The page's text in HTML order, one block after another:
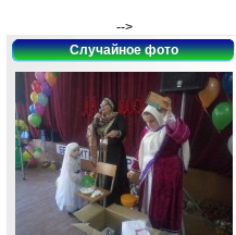
-->
Случайное фото